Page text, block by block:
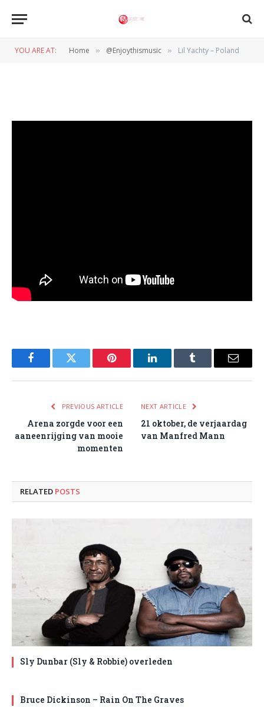
YOU ARE AT: Home » @Enjoythismusic » Lil Yachty – Poland
FacebookTwitter Pinterest LinkedInTumblr Email
PREVIOUS ARTICLE
Arena zorgde voor een
aaneenrijging van mooie
momenten
NEXT ARTICLE
21 oktober, de verjaardag
van Manfred Mann
RELATED POSTS
Sly Dunbar (Sly & Robbie) overleden
Bruce Dickinson – Rain On The Graves